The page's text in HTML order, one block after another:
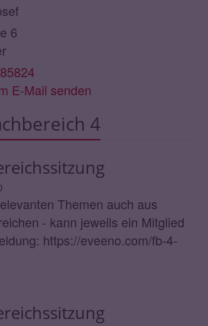
6
E-Mail senden
4
Themen auch aus
- kann jeweils ein Mitglied
https://eveeno.com/fb-4-